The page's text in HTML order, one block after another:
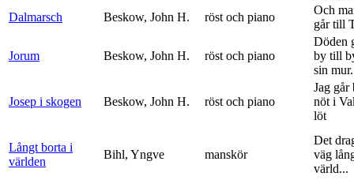
Dalmarsch
Beskow, John H. röst och piano
Och
går till
Jorum Beskow, John H. röst och piano
Döden
by till
sin
Josep i skogen Beskow, John H. röst och piano
Jag går
nöt i
löt
Långt borta i
världen
Bihl, Yngve manskör
Det
väg
värld...